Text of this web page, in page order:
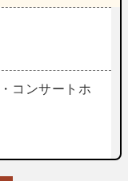
コンサートホ